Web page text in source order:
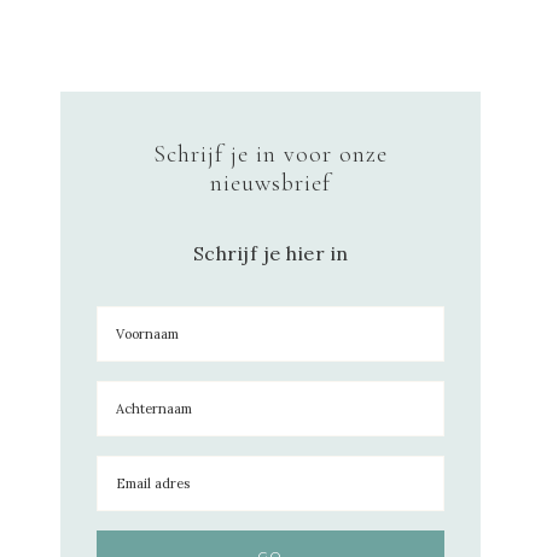
Schrijf je in voor onze
nieuwsbrief
Schrijf je hier in